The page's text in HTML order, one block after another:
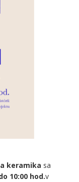
keramika sa
10:00 hod.v